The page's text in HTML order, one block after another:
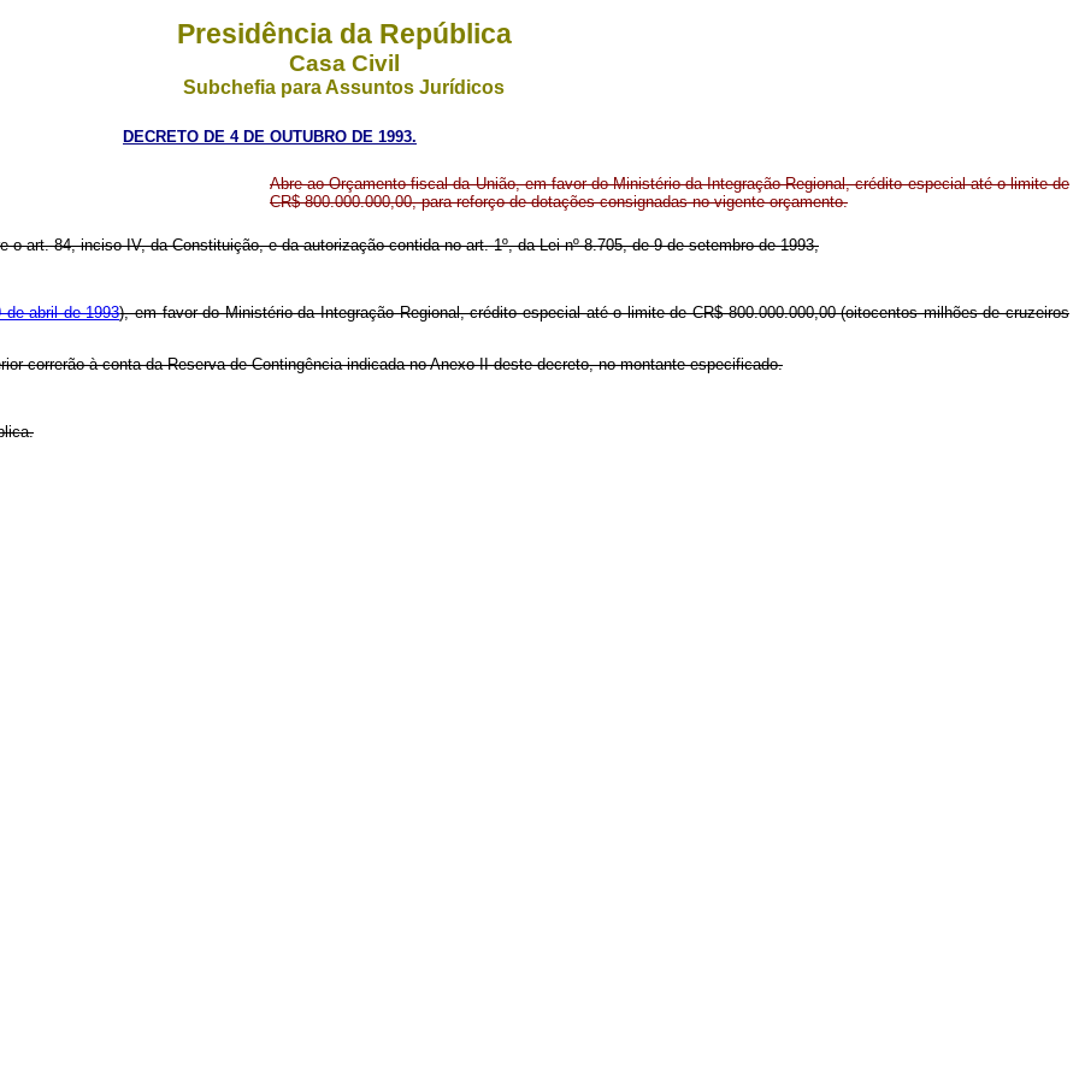
Presidência da República
Casa Civil
Subchefia para Assuntos Jurídicos
DECRETO DE 4 DE OUTUBRO DE 1993.
Abre ao Orçamento fiscal da União, em favor do Ministério da Integração Regional, crédito especial até o limite de
CR$ 800.000.000,00, para reforço de dotações consignadas no vigente orçamento.
o art. 84, inciso IV, da Constituição, e da autorização contida no art. 1º, da Lei nº 8.705, de 9 de setembro de 1993,
de abril de 1993), em favor do Ministério da Integração Regional, crédito especial até o limite de CR$ 800.000.000,00 (oitocentos milhões de cruzeiros
correrão à conta da Reserva de Contingência indicada no Anexo II deste decreto, no montante especificado.